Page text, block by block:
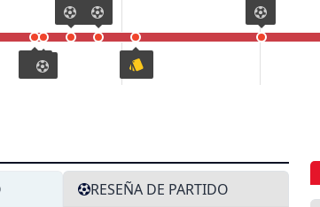
RESEÑA DE PARTIDO